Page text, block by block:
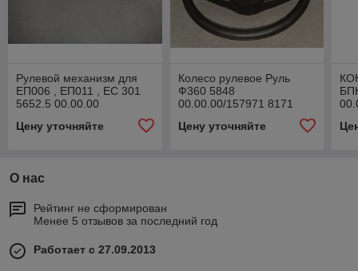
Рулевой механизм для
ЕП006 , ЕП011 , ЕС 301
5652.5 00.00.00
Цену уточняйте
Колесо рулевое Руль
Ф360 5848
00.00.00/157971 8171
00.00.00 ДВ 1792 ДВ 1661
ЕВ 687 ЕВ 717
Цену уточняйте
О нас
Рейтинг не сформирован
Менее 5 отзывов за последний год
Работает с 27.09.2013